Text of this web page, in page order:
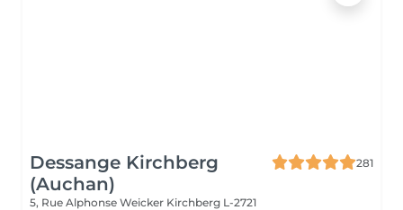
Dessange Kirchberg
(Auchan)
281
5, Rue Alphonse Weicker Kirchberg L-2721